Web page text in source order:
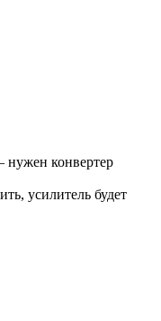
конвертер
усилитель будет